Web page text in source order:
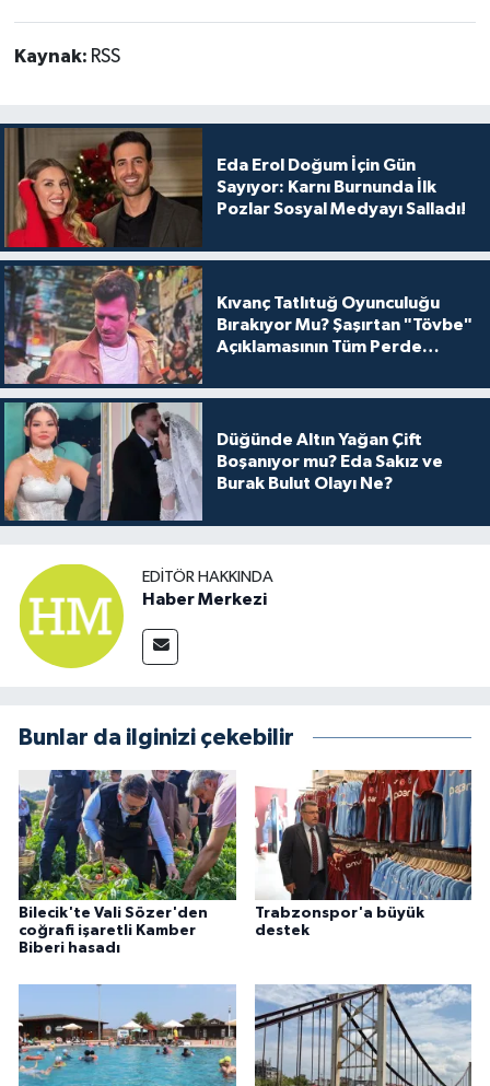
Kaynak: RSS
Eda Erol Doğum İçin Gün
Sayıyor: Karnı Burnunda İlk
Pozlar Sosyal Medyayı Salladı!
Kıvanç Tatlıtuğ Oyunculuğu
Bırakıyor Mu? Şaşırtan "Tövbe"
Açıklamasının Tüm Perde
Düğünde Altın Yağan Çift
Boşanıyor mu? Eda Sakız ve
Burak Bulut Olayı Ne?
EDITÖR HAKKINDA
Haber Merkezi
Bunlar da ilginizi çekebilir
Bilecik'te Vali Sözer'den
coğrafi işaretli Kamber
Biberi hasadı
Trabzonspor'a büyük
destek